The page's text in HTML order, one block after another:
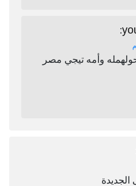
:
وأمه تيجي مصر
الجديدة